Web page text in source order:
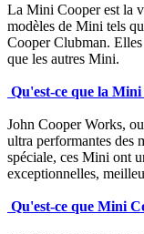
La Mini Cooper est la
modèles de Mini tels
Cooper Clubman.
que les autres Mini.
Qu'est-ce que la
John Cooper Works,
ultra performantes des
spéciale, ces Mini ont
exceptionnelles,
Qu'est-ce que Mini